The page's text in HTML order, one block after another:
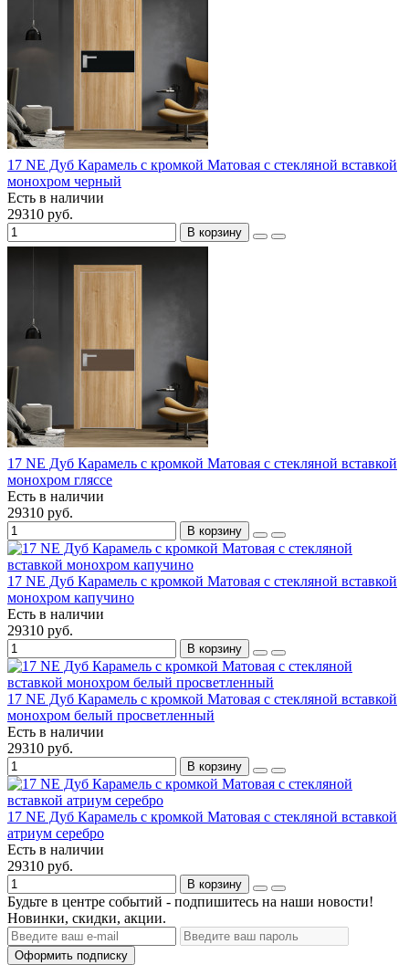
17 NE Дуб Карамель с кромкой Матовая с стекляной вставкой
монохром черный
Есть в наличии
29310 руб.
В корзину
17 NE Дуб Карамель с кромкой Матовая с стекляной вставкой
монохром гляссе
Есть в наличии
29310 руб.
В корзину
17 NE Дуб Карамель с кромкой Матовая с стекляной вставкой
монохром капучино
Есть в наличии
29310 руб.
В корзину
17 NE Дуб Карамель с кромкой Матовая с стекляной вставкой
монохром белый просветленный
Есть в наличии
29310 руб.
В корзину
17 NE Дуб Карамель с кромкой Матовая с стекляной вставкой
атриум серебро
Есть в наличии
29310 руб.
В корзину
Будьте в центре событий - подпишитесь на наши новости!
Новинки, скидки, акции.
Оформить подписку